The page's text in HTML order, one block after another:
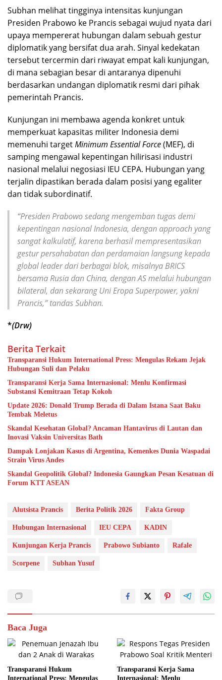
Subhan melihat tingginya intensitas kunjungan
Presiden Prabowo ke Prancis sebagai wujud nyata dari
upaya mempererat hubungan dalam sebuah gestur
diplomatik yang bersifat dua arah. Sinyal kedekatan
tersebut tercermin dari riwayat empat kali kunjungan,
di mana sebagian besar di antaranya dipenuhi
berdasarkan undangan diplomatik resmi dari pihak
pemerintah Prancis.
Kunjungan ini membawa agenda konkret untuk
memperkuat kapasitas militer Indonesia demi
memenuhi targetMinimum Essential Force(MEF), di
samping mengawal kepentingan hilirisasi industri
nasional melalui negosiasi IEU CEPA. Hubungan yang
terjalin dipastikan berada dalam posisi yang egaliter
dan tidak subordinatif.
“Presiden Prabowo sedang mengemban tugas demi
kepentingan nasional Indonesia, dengan approach yang
sangat kalkulatif, karena berhasil mempresentasikan
gestur persahabatan dan perdamaian langsung kepada
global leaderdari berbagai blok, misalnya BRICS
bersama Rusia dan China, dengan AS melalui hubungan
bilateral, dan sekarang Uni EropaSuperpower, yakni
Prancis,” tandas Subhan.
*(Drw)
Berita Terkait
Transparansi Hukum International Press: Mengulas Rekam Jejak
Hubungan Suli dan Pelaku
Transparansi Kerja Sama Internasional: Menlu Konfirmasi
Substansi Kemitraan Tetap Kokoh
Update 2026: Donald Trump Berada di Dalam Istana Saat Baku
Tembak Meletus
Skandal Kesehatan Global? Ancaman Hantavirus di Lautan dan
Inovasi Vaksin Universitas Bath
Dampak Lonjakan Kasus di Argentina, Kemenkes Dunia Waspadai
Strain Virus Andes
Skandal Geopolitik Global? Indonesia Gaungkan Pesan Kesatuan di
Forum KTT ASEAN
Alutsista Prancis Berita Politik 2026 Fakta Group
Hubungan Internasional IEU CEPA KADIN
Kunjungan Kerja Prancis Prabowo Subianto Rafale
Scorpene Subhan Yusuf
Baca Juga
Transparansi Hukum
International Press: Mengulas
Transparansi Kerja Sama
Internasional: Menlu